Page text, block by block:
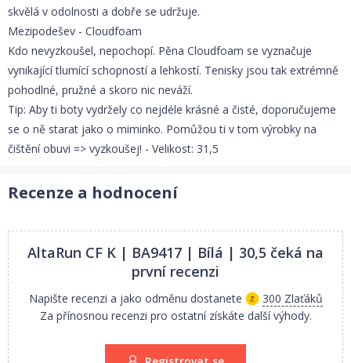
skvělá v odolnosti a dobře se udržuje.
Mezipodešev - Cloudfoam
Kdo nevyzkoušel, nepochopí. Pěna Cloudfoam se vyznačuje
vynikající tlumící schopností a lehkostí. Tenisky jsou tak extrémně
pohodlné, pružné a skoro nic neváží.
Tip: Aby ti boty vydržely co nejdéle krásné a čisté, doporučujeme
se o ně starat jako o miminko. Pomůžou ti v tom výrobky na
čištění obuvi => vyzkoušej! - Velikost: 31,5
Recenze a hodnocení
AltaRun CF K | BA9417 | Bílá | 30,5 čeká na
první recenzi
Napište recenzi a jako odměnu dostanete
300 Zlaťáků
Za přínosnou recenzi pro ostatní získáte další výhody.